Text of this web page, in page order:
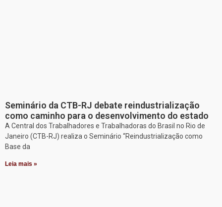
Seminário da CTB-RJ debate reindustrialização
como caminho para o desenvolvimento do estado
A Central dos Trabalhadores e Trabalhadoras do Brasil no Rio de
Janeiro (CTB-RJ) realiza o Seminário “Reindustrialização como
Base da
Leia mais »